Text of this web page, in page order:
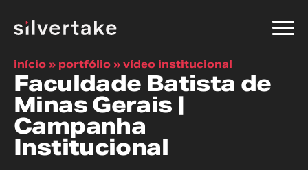
início » portfólio » vídeo institucional
Faculdade Batista de
Minas Gerais |
Campanha
Institucional